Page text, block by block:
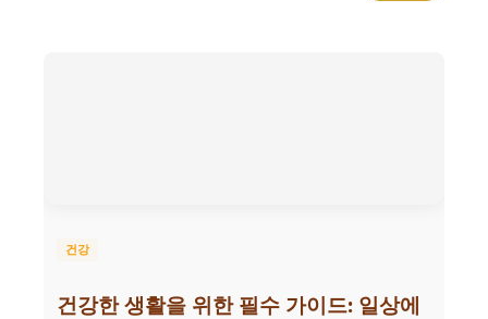
건강
건강한 생활을 위한 필수 가이드: 일상에